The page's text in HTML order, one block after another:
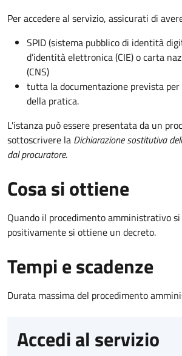
Per accedere al servizio, assicurati di
SPID (sistema pubblico di identità
d’identità elettronica (CIE) o carta
(CNS)
tutta la documentazione prevista
della pratica.
L'istanza può essere presentata da un
sottoscrivere la Dichiarazione sostitutiva
dal procuratore.
Cosa si ottiene
Quando il procedimento amministrativo
positivamente si ottiene un decreto.
Tempi e scadenze
Durata massima del procedimento
Accedi al servizio